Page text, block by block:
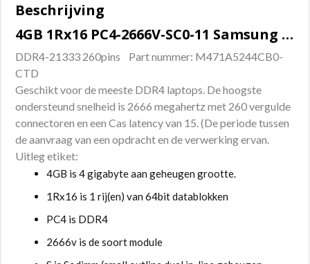
aantal
Beschrijving
4GB 1Rx16 PC4-2666V-SC0-11 Samsung Sodimm geheugen
DDR4-21333 260pins Part nummer: M471A5244CB0-
CTD
Geschikt voor de meeste DDR4 laptops. De hoogste
ondersteund snelheid is 2666 megahertz met 260 vergulde
connectoren en een Cas latency van 15. (De periode tussen
de aanvraag van een opdracht en de verwerking ervan.
Uitleg etiket:
4GB is 4 gigabyte aan geheugen grootte.
1Rx16 is 1 rij(en) van 64bit datablokken
PC4 is DDR4
2666v is de soort module